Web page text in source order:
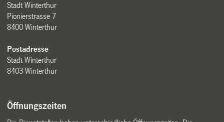
Stadt Winterthur
Pionierstrasse 7
8400 Winterthur
Postadresse
Stadt Winterthur
8403 Winterthur
Öffnungszeiten